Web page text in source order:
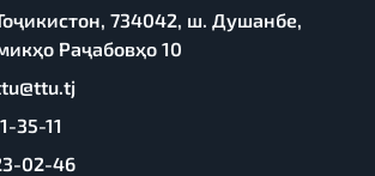
734042, ш. Душанбе,
Раҷабовҳо 10
35-11
02-46